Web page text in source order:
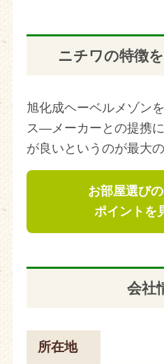
ニチワの特徴
旭化成ヘーベルメゾン
ス―メーカーとの提携
が良いというのが最大の
お部屋選び
ポイントを
会社
所在地